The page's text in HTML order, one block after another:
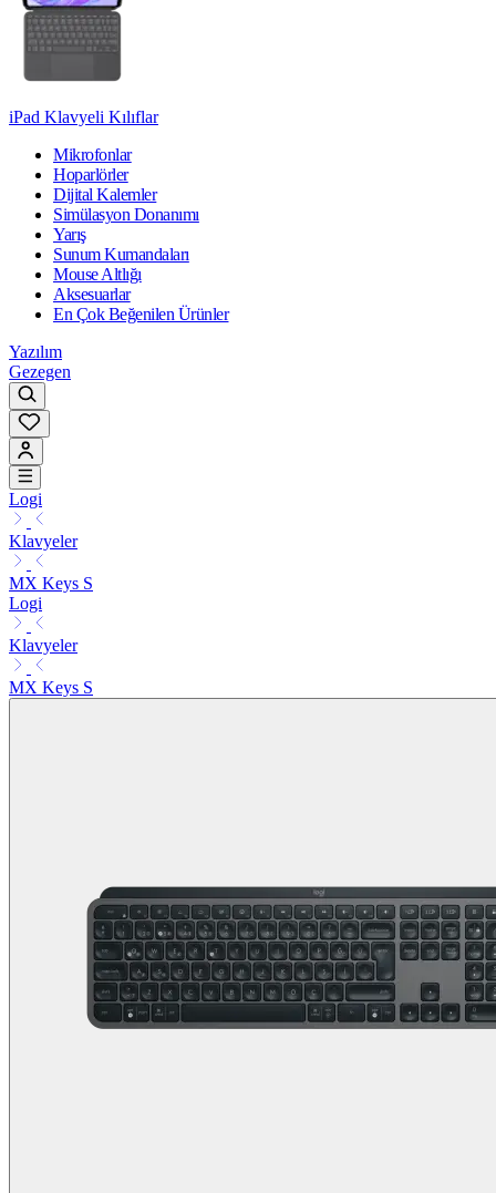
iPad Klavyeli Kılıflar
Mikrofonlar
Hoparlörler
Dijital Kalemler
Simülasyon Donanımı
Yarış
Sunum Kumandaları
Mouse Altlığı
Aksesuarlar
En Çok Beğenilen Ürünler
Yazılım
Gezegen
Logi
Klavyeler
MX Keys S
Logi
Klavyeler
MX Keys S